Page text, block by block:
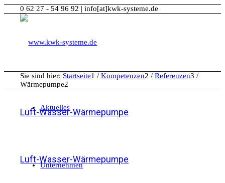
0 62 27 - 54 96 92 | info[at]kwk-systeme.de
Aktuelles
Unternehmen
Sie sind hier: Startseite1 / Kompetenzen2 / Referenzen3 /
Wärmepumpe2
Luft-Wasser-Wärmepumpe
Luft-Wasser-Wärmepumpe